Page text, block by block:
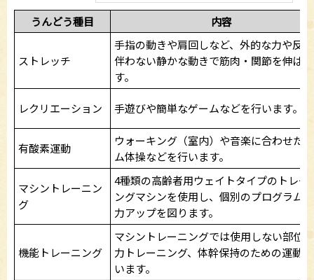
うんどう種目 内容
ストレッチ
手指の動きや肩回しなど、外的な力や反
伴わない静かな動きで筋肉・関節を伸ば
す。
レクリエーション 手遊びや簡単なゲームなどを行います。
有酸素運動
ウォーキング（室内）や音楽に合わせた
ム体操などを行います。
マシントレーニン
グ
4種類の高齢者用ウェイトタイプのトレー
ングマシンを使用し、個別のプログラム
力アップを図ります。
機能トレーニング
マシントレーニングでは使用しない部位
力トレーニング、体幹保持のための運動
います。